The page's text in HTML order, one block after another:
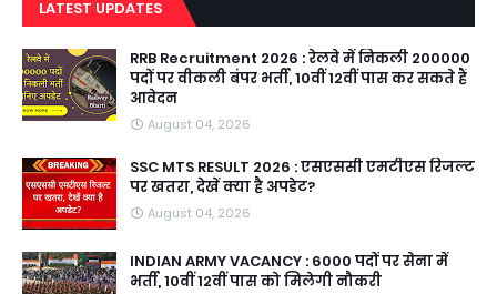
LATEST UPDATES
RRB Recruitment 2026 : रेलवे में निकली 200000
पदों पर वीकली बंपर भर्ती, 10वीं 12वीं पास कर सकते हैं
आवेदन
August 04, 2026
SSC MTS RESULT 2026 : एसएससी एमटीएस रिजल्ट
पर खतरा, देखें क्या है अपडेट?
August 04, 2026
INDIAN ARMY VACANCY : 6000 पदों पर सेना में
भर्ती, 10वीं 12वीं पास को मिलेगी नौकरी